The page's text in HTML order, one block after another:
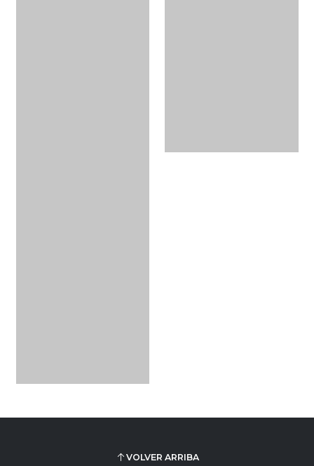
VOLVER ARRIBA